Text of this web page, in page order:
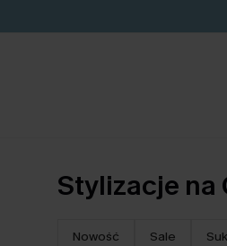
Stylizacje na
Nowość Sale